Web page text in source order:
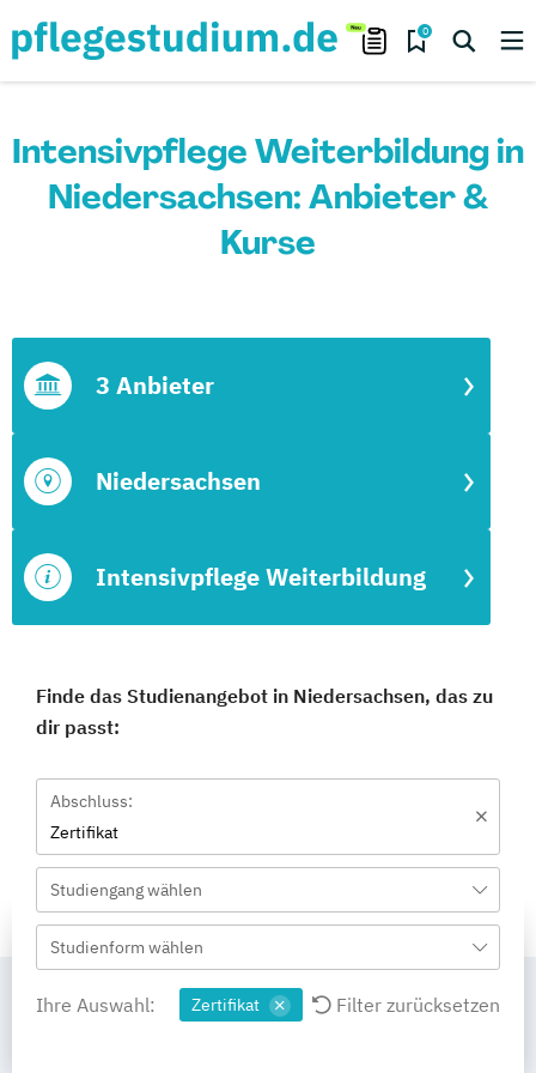
0
Intensivpflege Weiterbildung in
Niedersachsen: Anbieter &
Kurse
Intensivpflege Weiterbildung
Niedersachsen
3 Anbieter
Finde das Studienangebot in Niedersachsen, das zu
dir passt:
Abschluss:
Zertifikat
Studiengang wählen
Studienform wählen
Ihre Auswahl: Zertifikat Filter zurücksetzen